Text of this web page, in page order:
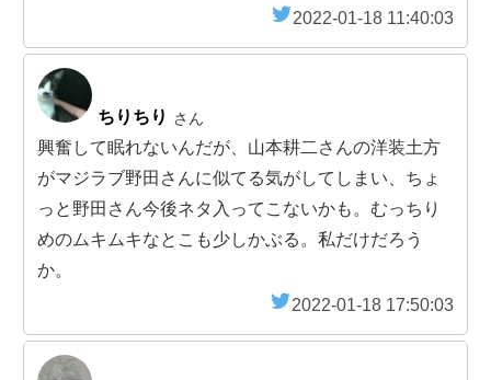
2022-01-18 11:40:03
ちりちり さん
興奮して眠れないんだが、山本耕二さんの洋装土方
がマジラブ野田さんに似てる気がしてしまい、ちょ
っと野田さん今後ネタ入ってこないかも。むっちり
めのムキムキなとこも少しかぶる。私だけだろう
か。
2022-01-18 17:50:03